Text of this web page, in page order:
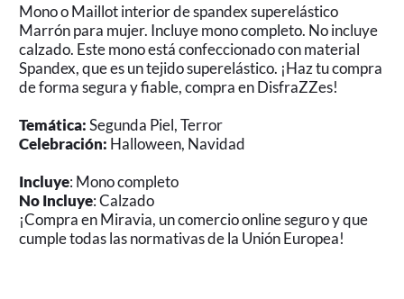
Mono o Maillot interior de spandex superelástico
Marrón para mujer. Incluye mono completo. No incluye
calzado. Este mono está confeccionado con material
Spandex, que es un tejido superelástico. ¡Haz tu compra
de forma segura y fiable, compra en DisfraZZes!
Temática:Segunda Piel, Terror
Celebración: Halloween, Navidad
Incluye: Mono completo
No Incluye: Calzado
¡Compra en Miravia, un comercio online seguro y que
cumple todas las normativas de la Unión Europea!